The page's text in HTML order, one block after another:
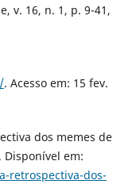
v. 16, n. 1, p. 9-41,
. Acesso em: 15 fev.
dos memes de
Disponível em:
retrospectiva-dos-